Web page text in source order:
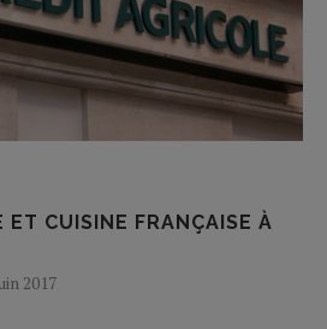
ET CUISINE FRANÇAISE À
2017